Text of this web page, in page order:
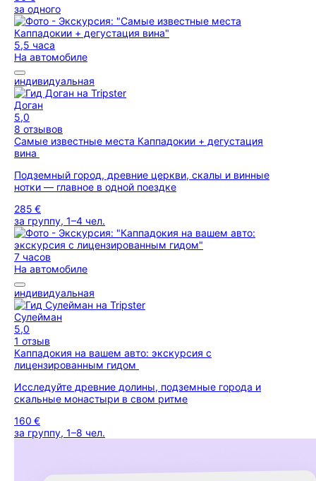
за одного
5,5 часа
На автомобиле
индивидуальная
Доган
5,0
8 отзывов
Самые известные места Каппадокии + дегустация
вина
Подземный город, древние церкви, скалы и винные
нотки — главное в одной поездке
285 €
за группу, 1–4 чел.
7 часов
На автомобиле
индивидуальная
Сулейман
5,0
1 отзыв
Каппадокия на вашем авто: экскурсия с
лицензированным гидом
Исследуйте древние долины, подземные города и
скальные монастыри в свом ритме
160 €
за группу, 1–8 чел.